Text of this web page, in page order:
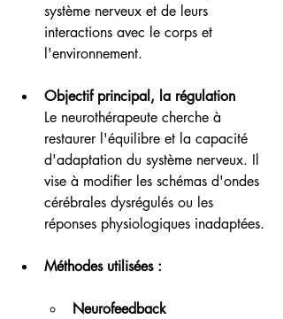
système nerveux et de leurs
interactions avec le corps et
l'environnement.
Objectif principal, la régulation
Le neurothérapeute cherche à
restaurer l'équilibre et la capacité
d'adaptation du système nerveux. Il
vise à modifier les schémas d'ondes
cérébrales dysrégulés ou les
réponses physiologiques inadaptées.
Méthodes utilisées :
Neurofeedback